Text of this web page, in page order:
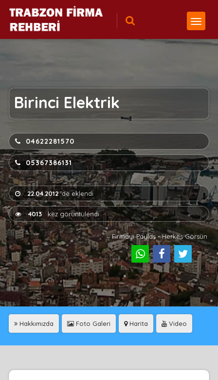
Birinci Elektrik
04622281570
05367386131
22.04.2012'de eklendi
4013kez görüntülendi
Firmayı Paylaş - Herkes Görsün
Hakkımızda Foto Galeri Harita Video